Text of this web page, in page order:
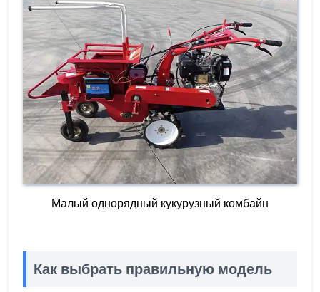
Малый однорядный кукурузный комбайн
Как выбрать правильную модель